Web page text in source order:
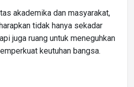
akademika dan masyarakat,
tidak hanya sekadar
juga ruang untuk meneguhkan
keutuhan bangsa.